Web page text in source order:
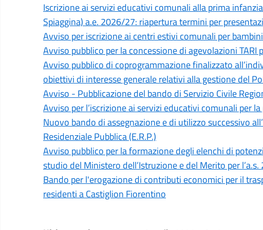
Iscrizione ai servizi educativi comunali alla prima
Spiaggina) a.e. 2026/27: riapertura termini per
Avviso per iscrizione ai centri estivi comunali per
Avviso pubblico per la concessione di agevolazioni TARI
Avviso pubblico di coprogrammazione finalizzato
obiettivi di interesse generale relativi alla gestione del
Avviso - Pubblicazione del bando di Servizio Civile
Avviso per l’iscrizione ai servizi educativi comunali per
Nuovo bando di assegnazione e di utilizzo successivo
Residenziale Pubblica (E.R.P.)
Avviso pubblico per la formazione degli elenchi di
studio del Ministero dell’Istruzione e del Merito per
Bando per l'erogazione di contributi economici per il
residenti a Castiglion Fiorentino